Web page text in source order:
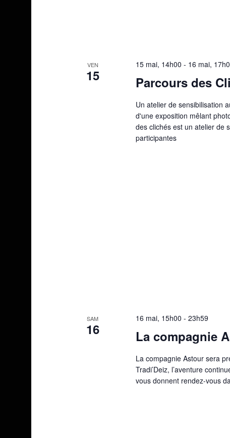
VEN
15
15 mai, 14h00 - 16 mai,
Parcours des
Un atelier de sensibilisation
d'une exposition mêlant
des clichés est un atelier de
participantes
SAM
16
16 mai, 15h00 - 23h59
La compagnie
La compagnie Astour sera
Tradi’Deiz, l’aventure
vous donnent rendez-vous